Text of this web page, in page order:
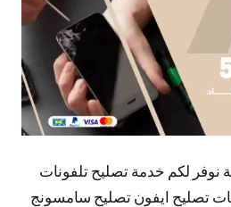
نوفر لكم خدمة تصليح تلفونات
تصليح ايفون تصليح سامسونج